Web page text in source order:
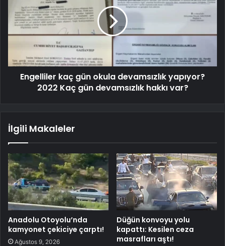
Engelliler kaç gün okula devamsızlık yapıyor?
2022 Kaç gün devamsızlık hakkı var?
İlgili Makaleler
Anadolu Otoyolu’nda
kamyonet çekiciye çarptı!
Ağustos 9, 2026
Düğün konvoyu yolu
kapattı: Kesilen ceza
masrafları aştı!